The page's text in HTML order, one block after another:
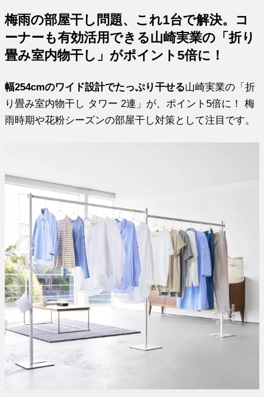
梅雨の部屋干し問題、これ1台で解決。コ
ーナーも有効活用できる山崎実業の「折り
畳み室内物干し」がポイント5倍に！
幅254cmのワイド設計でたっぷり干せる山崎実業の「折
り畳み室内物干し タワー 2連」が、ポイント5倍に！ 梅
雨時期や花粉シーズンの部屋干し対策として注目です。